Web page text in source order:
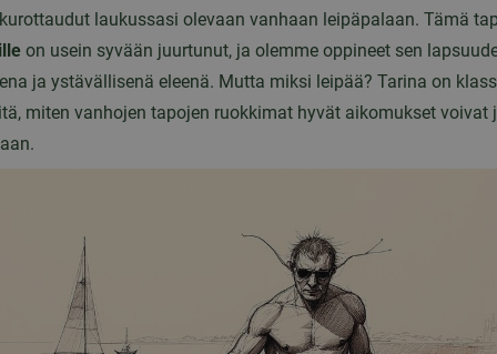
laukussasi olevaan vanhaan leipäpalaan. Tämä
on usein syvään juurtunut, ja olemme oppineet sen
ja ystävällisenä eleenä. Mutta miksi leipää? Tarina on
miten vanhojen tapojen ruokkimat hyvät aikomukset voivat